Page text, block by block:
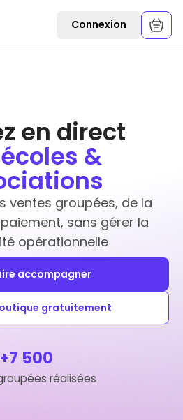
Connexion
en direct
&
ventes groupées, de la
sans gérer la
opérationnelle
accompagner
gratuitement
+7 500
réalisées